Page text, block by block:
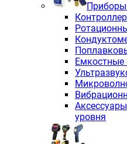
Емкостные
уровня